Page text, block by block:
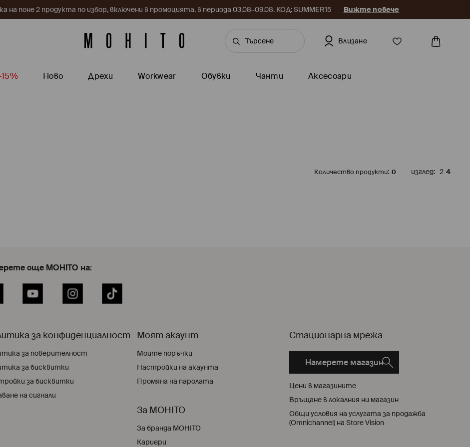
на поне 2 продукта по избор, включени в промоцията, в периода 03.08–09.08. КОД: SUMMER15 Вижте повече
Влизане
Ново Дрехи Workwear Обувки Чанти Аксесоари
Количество продукти: 0 изглед: 2 4
още MOHITO на:
за конфиденциалност
за поверителност
за бисквитки
за бисквитки
на сигнали
Моят акаунт
Моите поръчки
Настройки на акаунта
Промяна на паролата
За MOHITO
За бранда MOHITO
Кариери
Стационарна мрежа
Намерете магазин
Цени в магазините
Връщане в локалния ни магазин
Общи условия на услугата за продажба
(Omnichannel) на Store Vision